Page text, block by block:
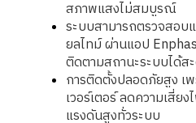
สภาพแสงไม่สมบูรณ์
ระบบสามารถตรวจสอบ
ยลไทม์ ผ่านแอป
ติดตามสถานะระบบได้ส
การติดตั้งปลอดภัยสูง เ
เวอร์เตอร์ ลดความเสี่ย
แรงดันสูงทั่วระบบ